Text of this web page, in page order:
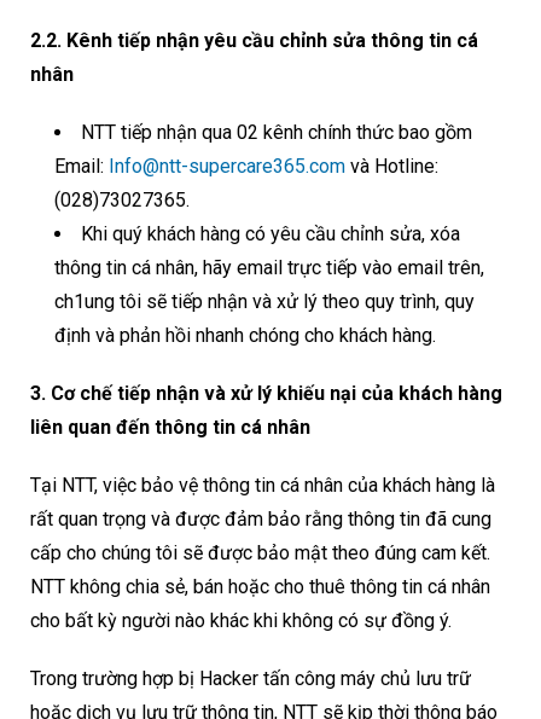
2.2. Kênh tiếp nhận yêu cầu chỉnh sửa thông tin cá
nhân
NTT tiếp nhận qua 02 kênh chính thức bao gồm
Email: Info@ntt-supercare365.com và Hotline:
(028)73027365.
Khi quý khách hàng có yêu cầu chỉnh sửa, xóa
thông tin cá nhân, hãy email trực tiếp vào email trên,
ch1ung tôi sẽ tiếp nhận và xử lý theo quy trình, quy
định và phản hồi nhanh chóng cho khách hàng.
3. Cơ chế tiếp nhận và xử lý khiếu nại của khách hàng
liên quan đến thông tin cá nhân
Tại NTT, việc bảo vệ thông tin cá nhân của khách hàng là
rất quan trọng và được đảm bảo rằng thông tin đã cung
cấp cho chúng tôi sẽ được bảo mật theo đúng cam kết.
NTT không chia sẻ, bán hoặc cho thuê thông tin cá nhân
cho bất kỳ người nào khác khi không có sự đồng ý.
Trong trường hợp bị Hacker tấn công máy chủ lưu trữ
hoặc dịch vụ lưu trữ thông tin, NTT sẽ kịp thời thông báo